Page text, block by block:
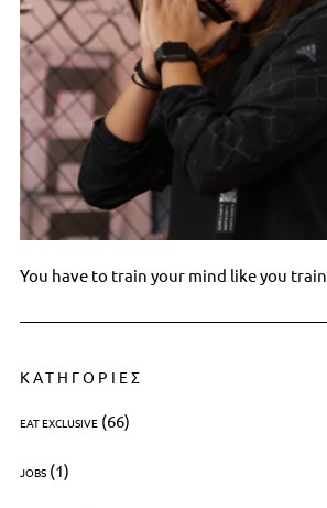
You have to train your mind like you
ΚΑΤΗΓΟΡΙΕΣ
EAT EXCLUSIVE(66)
JOBS(1)